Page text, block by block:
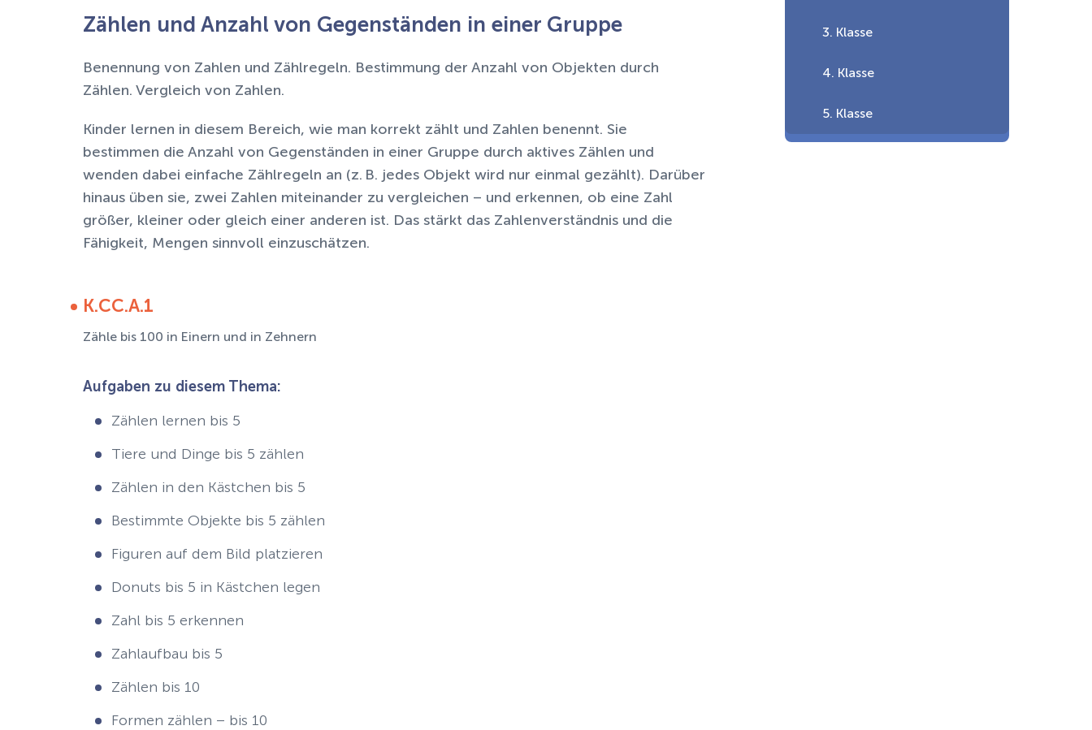
Zählen und Anzahl von Gegenständen in einer Gruppe
Benennung von Zahlen und Zählregeln. Bestimmung der Anzahl von Objekten durch
Zählen. Vergleich von Zahlen.
Kinder lernen in diesem Bereich, wie man korrekt zählt und Zahlen benennt. Sie
bestimmen die Anzahl von Gegenständen in einer Gruppe durch aktives Zählen und
wenden dabei einfache Zählregeln an (z. B. jedes Objekt wird nur einmal gezählt). Darüber
hinaus üben sie, zwei Zahlen miteinander zu vergleichen – und erkennen, ob eine Zahl
größer, kleiner oder gleich einer anderen ist. Das stärkt das Zahlenverständnis und die
Fähigkeit, Mengen sinnvoll einzuschätzen.
K.CC.A.1
Zähle bis 100 in Einern und in Zehnern
Aufgaben zu diesem Thema:
Zählen lernen bis 5
Tiere und Dinge bis 5 zählen
Zählen in den Kästchen bis 5
Bestimmte Objekte bis 5 zählen
Figuren auf dem Bild platzieren
Donuts bis 5 in Kästchen legen
Zahl bis 5 erkennen
Zahlaufbau bis 5
Zählen bis 10
Formen zählen – bis 10
3. Klasse
4. Klasse
5. Klasse